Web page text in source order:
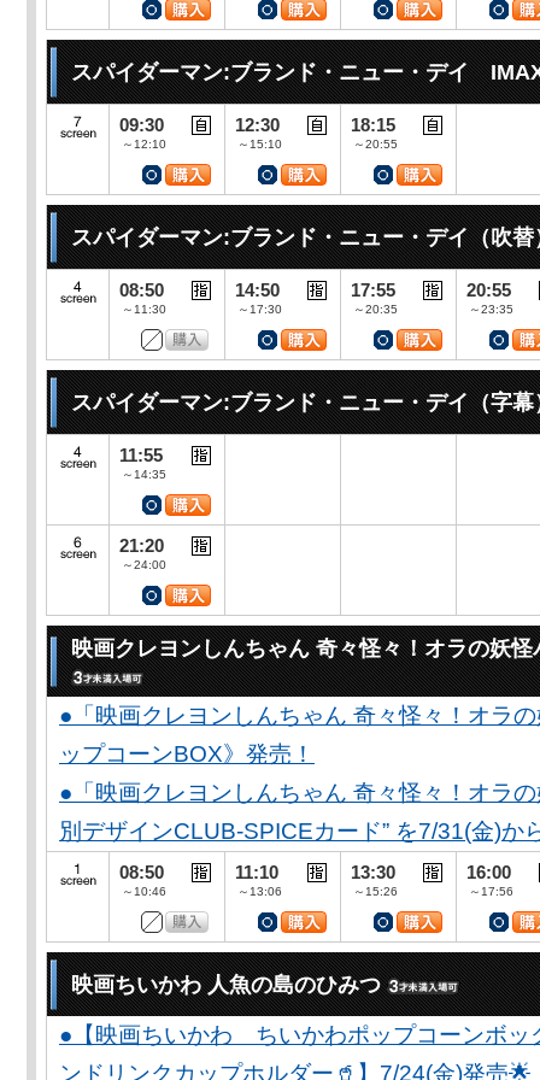
スパイダーマン:ブランド・ニュー・デイ
09:30
～12:10
12:30
～15:10
18:15
～20:55
スパイダーマン:ブランド・ニュー・デイ（吹替
08:50
～11:30
14:50
～17:30
17:55
～20:35
20:55
～23:35
スパイダーマン:ブランド・ニュー・デイ（字幕
11:55
～14:35
21:20
～24:00
映画クレヨンしんちゃん 奇々怪々！オラの妖怪
●「映画クレヨンしんちゃん 奇々怪々！オラ
ップコーンBOX》発売！
●「映画クレヨンしんちゃん 奇々怪々！オラ
別デザインCLUB-SPICEカード” を7/31(金)か
08:50
～10:46
11:10
～13:06
13:30
～15:26
16:00
～17:56
映画ちいかわ 人魚の島のひみつ
●【映画ちいかわ ちいかわポップコーンボ
ンドリンクカップホルダー🥤】7/24(金)発売